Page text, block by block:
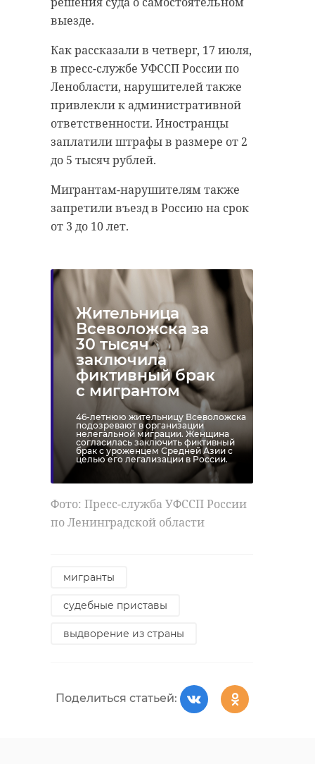
выезде.
Как рассказали в четверг, 17 июля,
в пресс-службе УФССП России по
Ленобласти, нарушителей также
привлекли к административной
ответственности. Иностранцы
заплатили штрафы в размере от 2
до 5 тысяч рублей.
Мигрантам-нарушителям также
запретили въезд в Россию на срок
от 3 до 10 лет.
Жительница
Всеволожска за
30 тысяч
заключила
фиктивный брак
с мигрантом
46-летнюю жительницу Всеволожска
подозревают в организации
нелегальной миграции. Женщина
согласилась заключить фиктивный
брак с уроженцем Средней Азии с
целью его легализации в России.
Фото: Пресс-служба УФССП России
по Ленинградской области
мигранты
судебные приставы
выдворение из страны
Поделиться статьей: